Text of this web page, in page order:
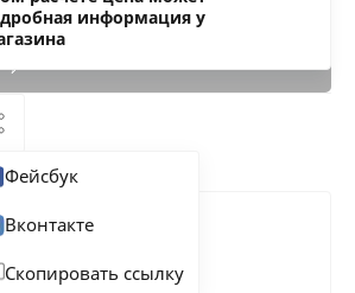
информация у
Фейсбук
Вконтакте
Скопировать ссылку
лазерные мыши